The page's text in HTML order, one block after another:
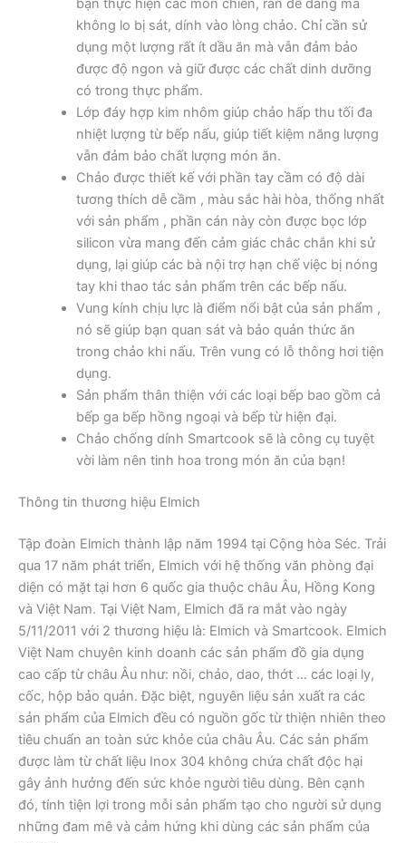
bạn thực hiện các món chiên, rán dễ dàng mà
không lo bị sát, dính vào lòng chảo. Chỉ cần sử
dụng một lượng rất ít dầu ăn mà vẫn đảm bảo
được độ ngon và giữ được các chất dinh dưỡng
có trong thực phẩm.
Lớp đáy hợp kim nhôm giúp chảo hấp thu tối đa
nhiệt lượng từ bếp nấu, giúp tiết kiệm năng lượng
vẫn đảm bảo chất lượng món ăn.
Chảo được thiết kế với phần tay cầm có độ dài
tương thích dễ cầm , màu sắc hài hòa, thống nhất
với sản phẩm , phần cán này còn được bọc lớp
silicon vừa mang đến cảm giác chắc chắn khi sử
dụng, lại giúp các bà nội trợ hạn chế việc bị nóng
tay khi thao tác sản phẩm trên các bếp nấu.
Vung kính chịu lực là điểm nổi bật của sản phẩm ,
nó sẽ giúp bạn quan sát và bảo quản thức ăn
trong chảo khi nấu. Trên vung có lỗ thông hơi tiện
dụng.
Sản phẩm thân thiện với các loại bếp bao gồm cả
bếp ga bếp hồng ngoại và bếp từ hiện đại.
Chảo chống dính Smartcook sẽ là công cụ tuyệt
vời làm nên tinh hoa trong món ăn của bạn!
Thông tin thương hiệu Elmich
Tập đoàn Elmich thành lập năm 1994 tại Cộng hòa Séc. Trải
qua 17 năm phát triển, Elmich với hệ thống văn phòng đại
diện có mặt tại hơn 6 quốc gia thuộc châu Âu, Hồng Kong
và Việt Nam. Tại Việt Nam, Elmich đã ra mắt vào ngày
5/11/2011 với 2 thương hiệu là: Elmich và Smartcook. Elmich
Việt Nam chuyên kinh doanh các sản phẩm đồ gia dụng
cao cấp từ châu Âu như: nồi, chảo, dao, thớt … các loại ly,
cốc, hộp bảo quản. Đặc biệt, nguyên liệu sản xuất ra các
sản phẩm của Elmich đều có nguồn gốc từ thiện nhiên theo
tiêu chuẩn an toàn sức khỏe của châu Âu. Các sản phẩm
được làm từ chất liệu Inox 304 không chứa chất độc hại
gây ảnh hưởng đến sức khỏe người tiêu dùng. Bên cạnh
đó, tính tiện lợi trong mỗi sản phẩm tạo cho người sử dụng
những đam mê và cảm hứng khi dùng các sản phẩm của